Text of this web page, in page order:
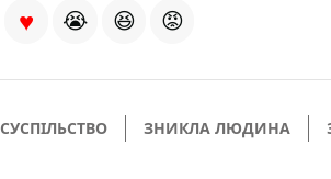
♥ 😭 😆 😡
СУСПІЛЬСТВО ЗНИКЛА ЛЮДИНА